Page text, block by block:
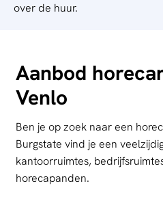
over de huur.
Aanbod
Venlo
Ben je op zoek naar een
Burgstate vind je een
kantoorruimtes,
horecapanden.